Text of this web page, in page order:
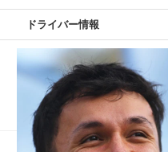
ドライバー情報